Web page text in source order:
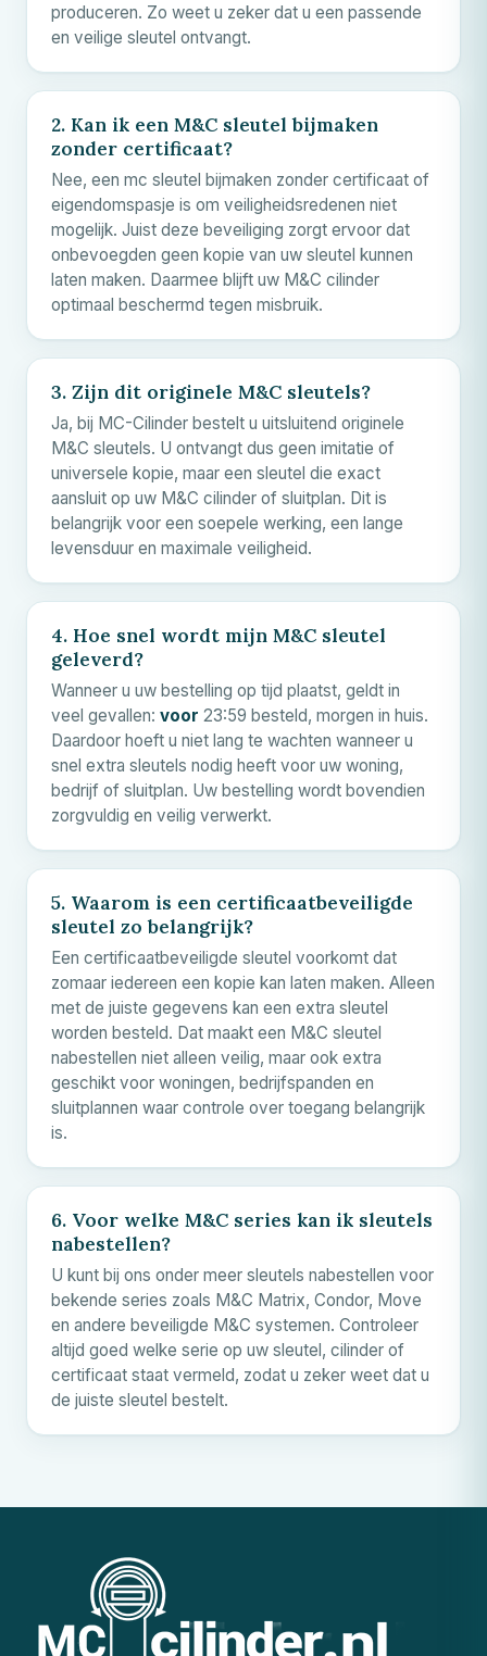
produceren. Zo weet u zeker dat u een passende
en veilige sleutel ontvangt.
2. Kan ik een M&C sleutel bijmaken
zonder certificaat?
Nee, een mc sleutel bijmaken zonder certificaat of
eigendomspasje is om veiligheidsredenen niet
mogelijk. Juist deze beveiliging zorgt ervoor dat
onbevoegden geen kopie van uw sleutel kunnen
laten maken. Daarmee blijft uw M&C cilinder
optimaal beschermd tegen misbruik.
3. Zijn dit originele M&C sleutels?
Ja, bij MC-Cilinder bestelt u uitsluitend originele
M&C sleutels. U ontvangt dus geen imitatie of
universele kopie, maar een sleutel die exact
aansluit op uw M&C cilinder of sluitplan. Dit is
belangrijk voor een soepele werking, een lange
levensduur en maximale veiligheid.
4. Hoe snel wordt mijn M&C sleutel
geleverd?
Wanneer u uw bestelling op tijd plaatst, geldt in
veel gevallen: voor 23:59 besteld, morgen in huis.
Daardoor hoeft u niet lang te wachten wanneer u
snel extra sleutels nodig heeft voor uw woning,
bedrijf of sluitplan. Uw bestelling wordt bovendien
zorgvuldig en veilig verwerkt.
5. Waarom is een certificaatbeveiligde
sleutel zo belangrijk?
Een certificaatbeveiligde sleutel voorkomt dat
zomaar iedereen een kopie kan laten maken. Alleen
met de juiste gegevens kan een extra sleutel
worden besteld. Dat maakt een M&C sleutel
nabestellen niet alleen veilig, maar ook extra
geschikt voor woningen, bedrijfspanden en
sluitplannen waar controle over toegang belangrijk
is.
6. Voor welke M&C series kan ik sleutels
nabestellen?
U kunt bij ons onder meer sleutels nabestellen voor
bekende series zoals M&C Matrix, Condor, Move
en andere beveiligde M&C systemen. Controleer
altijd goed welke serie op uw sleutel, cilinder of
certificaat staat vermeld, zodat u zeker weet dat u
de juiste sleutel bestelt.